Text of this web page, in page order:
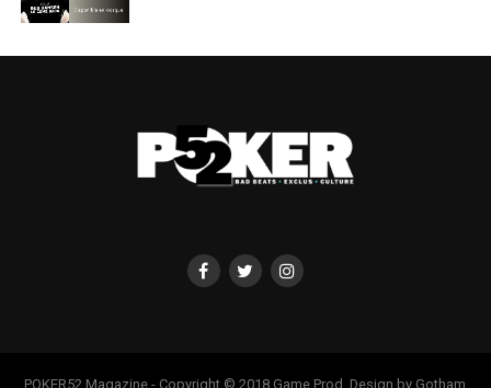
POKER52 Magazine - Copyright © 2018 Game Prod. Design by Gotham